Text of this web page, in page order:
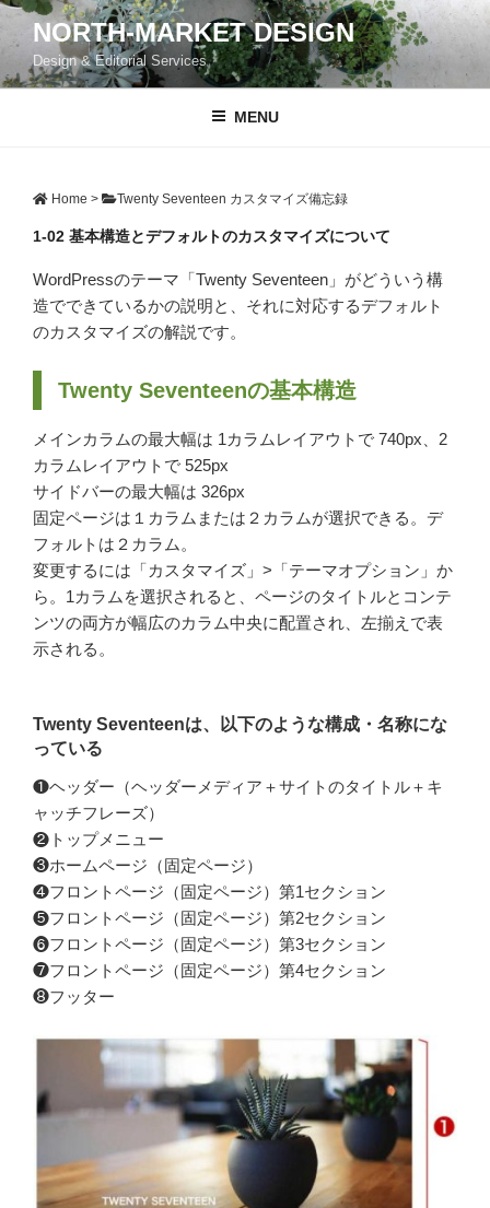
コ
ン
ン
NORTH-MARKET DESIGN
Design & Editorial Services
MENU
Home > Twenty Seventeen カスタマイズ備忘録
1-02 基本構造とデフォルトのカスタマイズについて
WordPressのテーマ「Twenty Seventeen」がどういう構
造でできているかの説明と、それに対応するデフォルト
のカスタマイズの解説です。
Twenty Seventeenの基本構造
メインカラムの最大幅は 1カラムレイアウトで 740px、2
カラムレイアウトで 525px
サイドバーの最大幅は 326px
固定ページは１カラムまたは２カラムが選択できる。デ
フォルトは２カラム。
変更するには「カスタマイズ」>「テーマオプション」か
ら。1カラムを選択されると、ページのタイトルとコンテ
ンツの両方が幅広のカラム中央に配置され、左揃えで表
示される。
Twenty Seventeenは、以下のような構成・名称にな
っている
❶ヘッダー（ヘッダーメディア＋サイトのタイトル＋キ
ャッチフレーズ）
❷トップメニュー
❸ホームページ（固定ページ）
❹フロントページ（固定ページ）第1セクション
❺フロントページ（固定ページ）第2セクション
❻フロントページ（固定ページ）第3セクション
❼フロントページ（固定ページ）第4セクション
❽フッター